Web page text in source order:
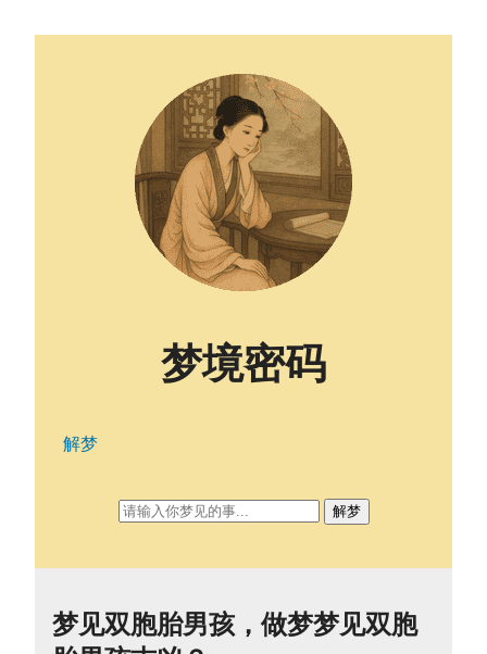
梦见双胞胎男孩，做梦梦见双胞
梦境密码
解梦
解梦